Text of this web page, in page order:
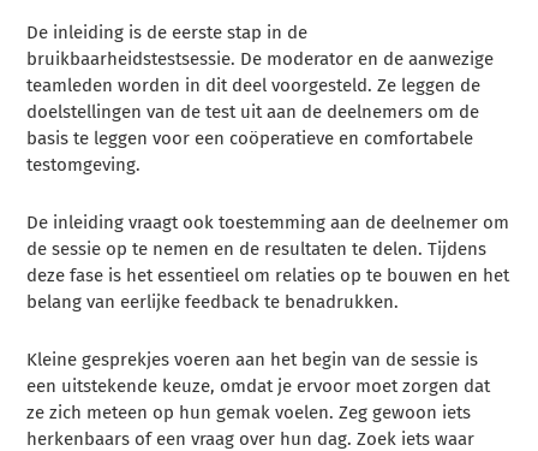
De inleiding is de eerste stap in de
bruikbaarheidstestsessie. De moderator en de aanwezige
teamleden worden in dit deel voorgesteld. Ze leggen de
doelstellingen van de test uit aan de deelnemers om de
basis te leggen voor een coöperatieve en comfortabele
testomgeving.
De inleiding vraagt ook toestemming aan de deelnemer om
de sessie op te nemen en de resultaten te delen. Tijdens
deze fase is het essentieel om relaties op te bouwen en het
belang van eerlijke feedback te benadrukken.
Kleine gesprekjes voeren aan het begin van de sessie is
een uitstekende keuze, omdat je ervoor moet zorgen dat
ze zich meteen op hun gemak voelen. Zeg gewoon iets
herkenbaars of een vraag over hun dag. Zoek iets waar